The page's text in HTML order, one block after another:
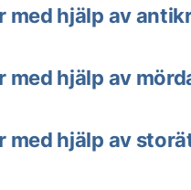
med hjälp av
med hjälp av
med hjälp av